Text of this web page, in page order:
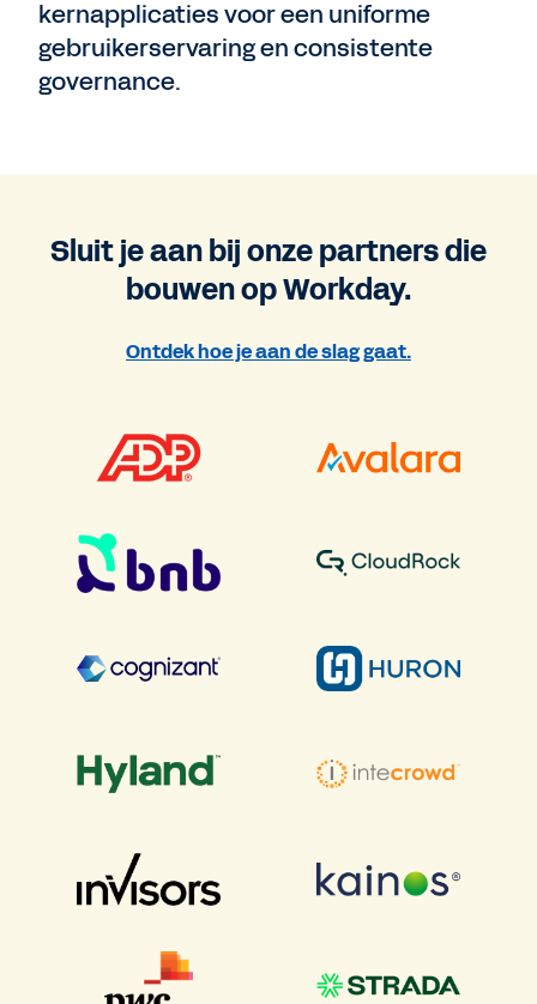
kernapplicaties voor een uniforme
gebruikerservaring en consistente
governance.
Sluit je aan bij onze partners die
bouwen op Workday.
Ontdek hoe je aan de slag gaat.